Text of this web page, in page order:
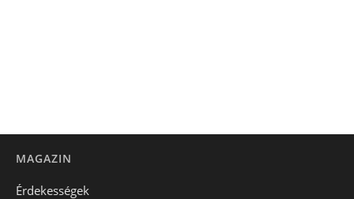
MAGAZIN
Érdekességek